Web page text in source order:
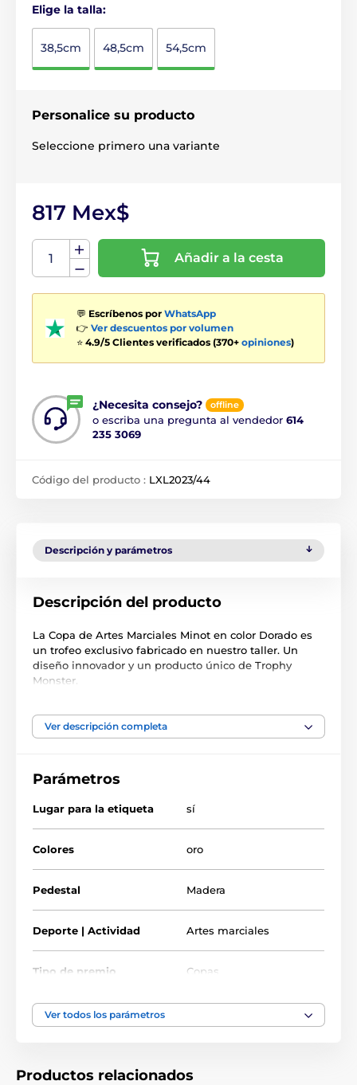
Elige la talla:
38,5cm 48,5cm 54,5cm
Personalice su producto
Seleccione primero una variante
817 Mex$
Añadir a la cesta
💬 Escríbenos por WhatsApp
👉 Ver descuentos por volumen
⭐ 4.9/5 Clientes verificados (370+ opiniones)
¿Necesita consejo? offline
o escriba una pregunta al vendedor 614
235 3069
Código del producto : LXL2023/44
Descripción y parámetros
Descripción del producto
La Copa de Artes Marciales Minot en color Dorado es
un trofeo exclusivo fabricado en nuestro taller. Un
diseño innovador y un producto único de Trophy
Monster.
dorado, con asas y tapa. En la parte superior de la
tapa, se coloca una figura de Artes Marciales en
Disponible en 3 tamaños, este premio es ideal para
Este trofeo también incluye una placa adhesiva de
de la base.
El producto aparece en las categorías
Copa con tapa
Ver descripción completa
Parámetros
Lugar para la etiqueta sí
Colores oro
Pedestal Madera
Deporte | Actividad Artes marciales
Tipo de premio Copas
Material plástico
Ver todos los parámetros
Productos relacionados